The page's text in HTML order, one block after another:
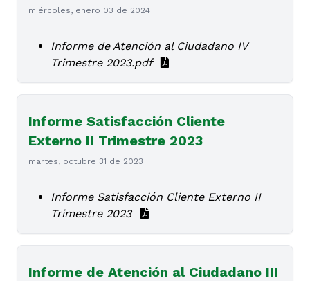
miércoles, enero 03 de 2024
Informe de Atención al Ciudadano IV
Trimestre 2023.pdf
Informe Satisfacción Cliente
Externo II Trimestre 2023
martes, octubre 31 de 2023
Informe Satisfacción Cliente Externo II
Trimestre 2023
Informe de Atención al Ciudadano III